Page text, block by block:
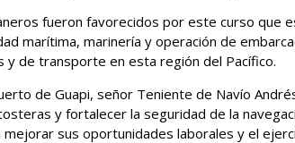
fueron favorecidos por este curso que
marítima, marinería y operación de
y de transporte en esta región del Pacífico.
de Guapi, señor Teniente de Navío
y fortalecer la seguridad de la
sus oportunidades laborales y el